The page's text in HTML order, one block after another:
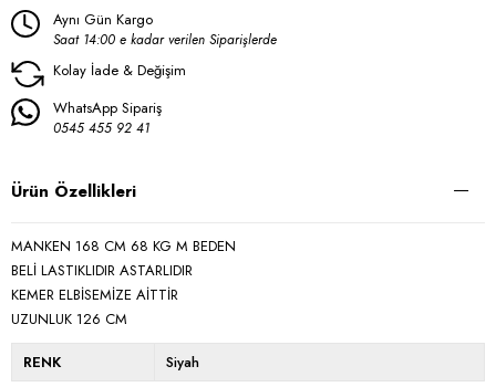
Aynı Gün Kargo
Saat 14:00 e kadar verilen Siparişlerde
Kolay İade & Değişim
WhatsApp Sipariş
0545 455 92 41
Ürün Özellikleri
MANKEN 168 CM 68 KG M BEDEN
BELİ LASTIKLIDIR ASTARLIDIR
KEMER ELBİSEMİZE AİTTİR
UZUNLUK 126 CM
RENK Siyah